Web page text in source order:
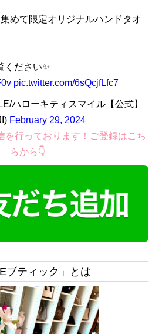
めて限定オリジナルハンドタオ
ください✨
pic.twitter.com/6sQcjfLfc7
ハローキティスマイル【公式】
February 29, 2024
を行っております！ご登録はこち
らから👇
ブティック」とは